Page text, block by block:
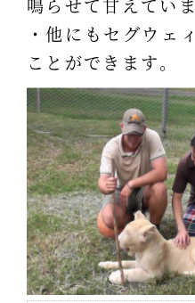
鳴らせて甘えてい
・他にもセグウェ
ことができます。